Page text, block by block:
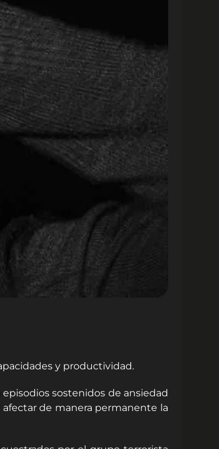
y productividad.
sostenidos de ansiedad
de manera permanente la